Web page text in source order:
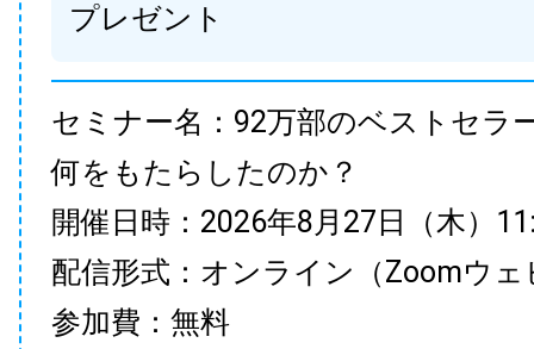
プレゼント
セミナー名：92万部のベストセラ
何をもたらしたのか？
開催日時：2026年8月27日（木）
配信形式：オンライン（Zoomウェ
参加費：無料